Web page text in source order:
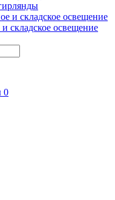
складское освещение
0